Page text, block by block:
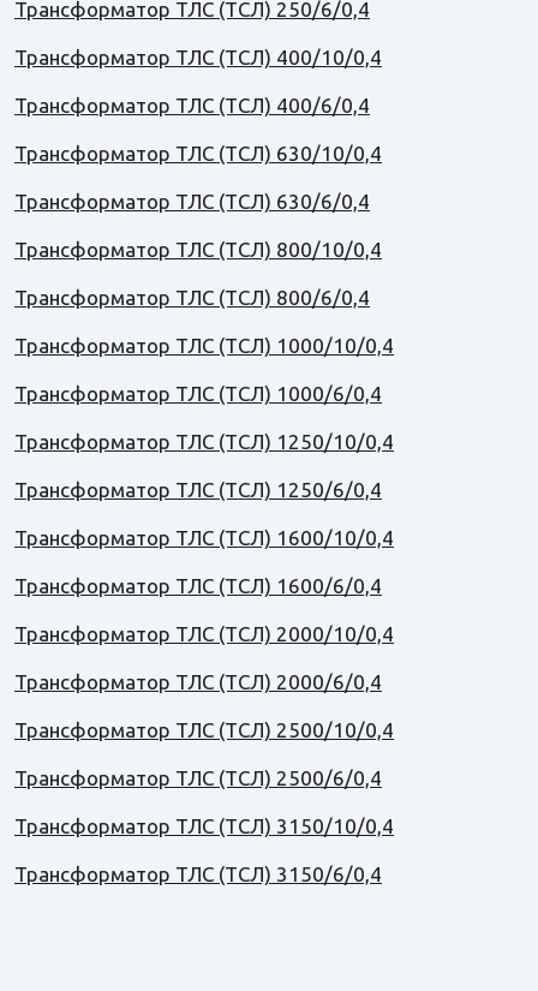
Трансформатор ТЛС (ТСЛ) 250/6/0,4
Трансформатор ТЛС (ТСЛ) 400/10/0,4
Трансформатор ТЛС (ТСЛ) 400/6/0,4
Трансформатор ТЛС (ТСЛ) 630/10/0,4
Трансформатор ТЛС (ТСЛ) 630/6/0,4
Трансформатор ТЛС (ТСЛ) 800/10/0,4
Трансформатор ТЛС (ТСЛ) 800/6/0,4
Трансформатор ТЛС (ТСЛ) 1000/10/0,4
Трансформатор ТЛС (ТСЛ) 1000/6/0,4
Трансформатор ТЛС (ТСЛ) 1250/10/0,4
Трансформатор ТЛС (ТСЛ) 1250/6/0,4
Трансформатор ТЛС (ТСЛ) 1600/10/0,4
Трансформатор ТЛС (ТСЛ) 1600/6/0,4
Трансформатор ТЛС (ТСЛ) 2000/10/0,4
Трансформатор ТЛС (ТСЛ) 2000/6/0,4
Трансформатор ТЛС (ТСЛ) 2500/10/0,4
Трансформатор ТЛС (ТСЛ) 2500/6/0,4
Трансформатор ТЛС (ТСЛ) 3150/10/0,4
Трансформатор ТЛС (ТСЛ) 3150/6/0,4